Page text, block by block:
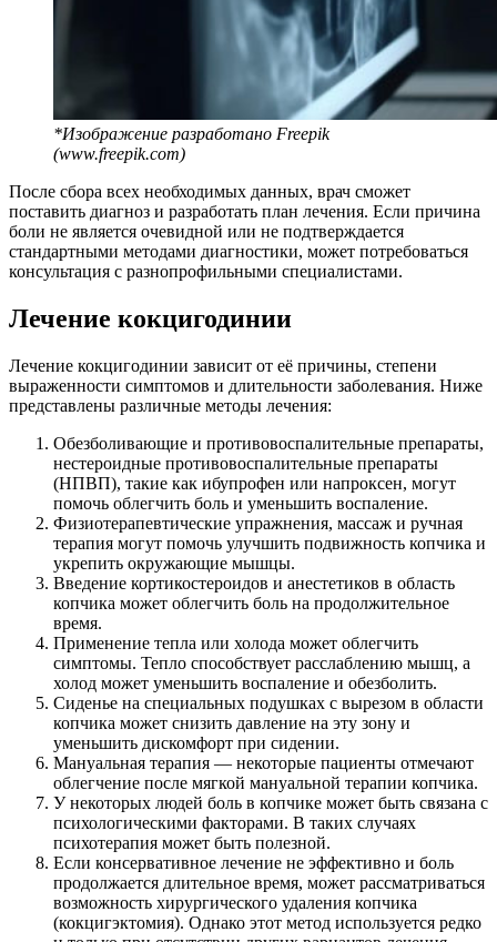
*Изображение разработано Freepik
(www.freepik.com)
После сбора всех необходимых данных, врач сможет
поставить диагноз и разработать план лечения. Если причина
боли не является очевидной или не подтверждается
стандартными методами диагностики, может потребоваться
консультация с разнопрофильными специалистами.
Лечение кокцигодинии
Лечение кокцигодинии зависит от её причины, степени
выраженности симптомов и длительности заболевания. Ниже
представлены различные методы лечения:
Обезболивающие и противовоспалительные препараты,
нестероидные противовоспалительные препараты
(НПВП), такие как ибупрофен или напроксен, могут
помочь облегчить боль и уменьшить воспаление.
Физиотерапевтические упражнения, массаж и ручная
терапия могут помочь улучшить подвижность копчика и
укрепить окружающие мышцы.
Введение кортикостероидов и анестетиков в область
копчика может облегчить боль на продолжительное
время.
Применение тепла или холода может облегчить
симптомы. Тепло способствует расслаблению мышц, а
холод может уменьшить воспаление и обезболить.
Сиденье на специальных подушках с вырезом в области
копчика может снизить давление на эту зону и
уменьшить дискомфорт при сидении.
Мануальная терапия — некоторые пациенты отмечают
облегчение после мягкой мануальной терапии копчика.
У некоторых людей боль в копчике может быть связана с
психологическими факторами. В таких случаях
психотерапия может быть полезной.
Если консервативное лечение не эффективно и боль
продолжается длительное время, может рассматриваться
возможность хирургического удаления копчика
(кокцигэктомия). Однако этот метод используется редко